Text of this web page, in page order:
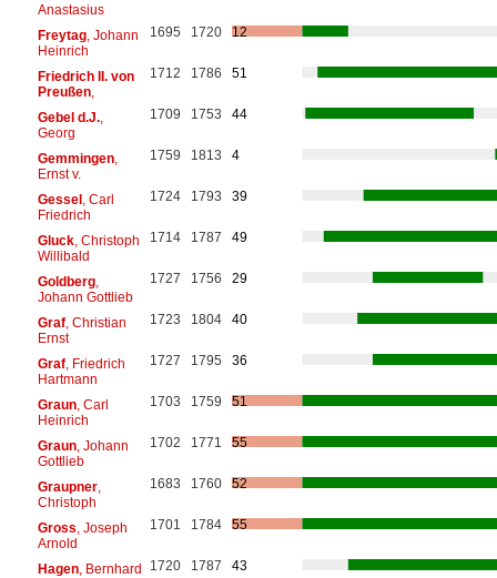
Anastasius
Freytag, Johann
Heinrich
1695 1720 12
Friedrich II. von
Preußen,
1712 1786 51
Gebel d.J.,
Georg
1709 1753 44
Gemmingen,
Ernst v.
1759 1813 4
Gessel, Carl
Friedrich
1724 1793 39
Gluck, Christoph
Willibald
1714 1787 49
Goldberg,
Johann Gottlieb
1727 1756 29
Graf, Christian
Ernst
1723 1804 40
Graf, Friedrich
Hartmann
1727 1795 36
Graun, Carl
Heinrich
1703 1759 51
Graun, Johann
Gottlieb
1702 1771 55
Graupner,
Christoph
1683 1760 52
Gross , Joseph
Arnold
1701 1784 55
Hagen, Bernhard 1720 1787
43